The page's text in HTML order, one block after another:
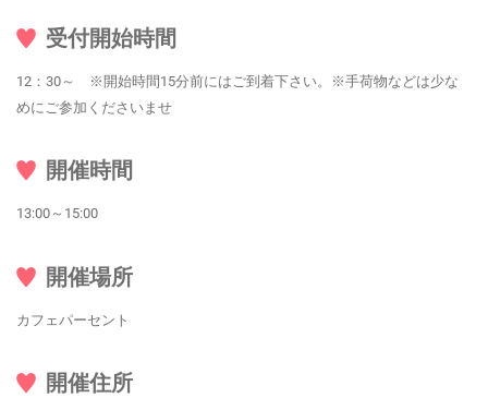
受付開始時間
12：30～ ※開始時間15分前にはご到着下さい。※手荷物などは少な
めにご参加くださいませ
開催時間
13:00～15:00
開催場所
カフェパーセント
開催住所